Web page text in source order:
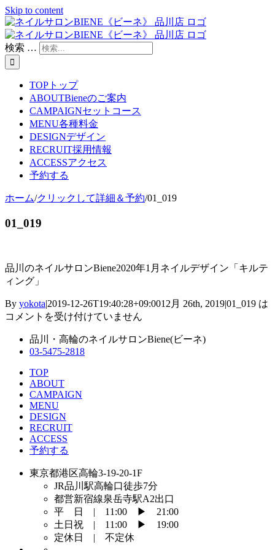
Skip to content
検索 …
TOP トップ
ABOUTBieneのご案内
CAMPAIGNセットコース
MENU各種料金
DESIGNデザイン
RECRUIT採用情報
ACCESSアクセス
予約する
ホーム/クリックして詳細＆予約/01_019
01_019
品川のネイルサロンBiene2020年1月ネイルデザイン「キルテ
ィング」
By yokota|2019-12-26T19:40:28+09:0012月 26th, 2019|01_019 は
コメントを受け付けていません
品川・高輪のネイルサロンBiene(ビーネ)
03-5475-2818
TOP
ABOUT
CAMPAIGN
MENU
DESIGN
RECRUIT
ACCESS
予約する
東京都港区高輪3-19-20-1F
JR品川駅高輪口徒歩7分
都営新宿線泉岳寺駅A2出口
平 日 | 11:00 ▶︎ 21:00
土日祝 | 11:00 ▶︎ 19:00
定休日 | 不定休